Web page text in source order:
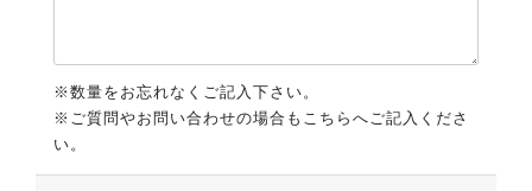
※数量をお忘れなくご記入下さい。
※ご質問やお問い合わせの場合もこちらへご記入くださ
い。